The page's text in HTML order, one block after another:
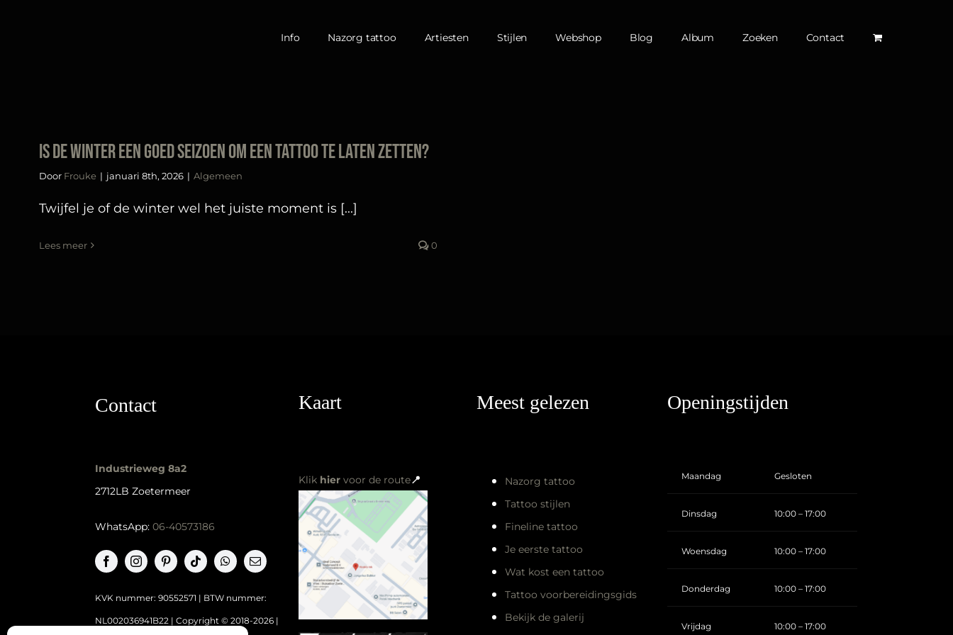
Info Nazorg tattoo Artiesten Stijlen Webshop Blog Album Zoeken Contact
Is de winter een goed seizoen om een tattoo te laten zetten?
Door Frouke | januari 8th, 2026 | Algemeen
Twijfel je of de winter wel het juiste moment is [...]
Lees meer 0
Contact
Industrieweg 8a2
2712LB Zoetermeer
WhatsApp:06-40573186
KVK nummer: 90552571 | BTW nummer:
NL002036941B22 |Copyright © 2018-2026 |
Kaart
Klik hier voor de route📍
Meest gelezen
Nazorg tattoo
Tattoo stijlen
Fineline tattoo
Je eerste tattoo
Wat kost een tattoo
Tattoo voorbereidingsgids
Bekijk de galerij
Openingstijden
Maandag Gesloten
Dinsdag 10:00 – 17:00
Woensdag 10:00 – 17:00
Donderdag 10:00 – 17:00
Vrijdag 10:00 – 17:00